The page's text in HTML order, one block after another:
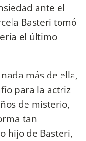
ante el
Basteri tomó
el último
más de ella,
para la actriz
de misterio,
tan
hijo de Basteri,